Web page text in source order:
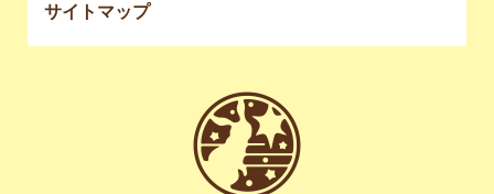
サイトマップ